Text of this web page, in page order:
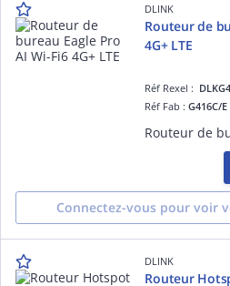
DLINK
Routeur de
4G+ LTE
Réf Rexel :
Réf Fab :G416C/E
Connectez-vous pour voir
DLINK
Routeur